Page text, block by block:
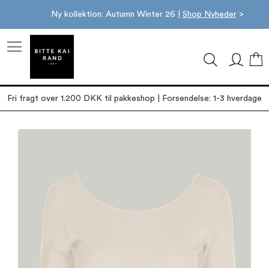
Ny kollektion: Autumn Winter 26 | Shop Nyheder>
Fri fragt over 1.200 DKK til pakkeshop | Forsendelse: 1-3 hverdage